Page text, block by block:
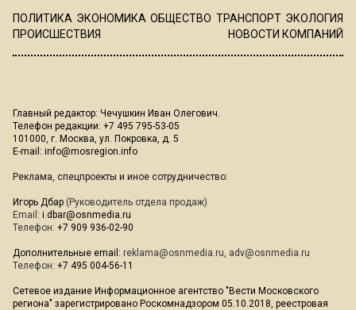
ПОЛИТИКА ЭКОНОМИКА ОБЩЕСТВО ТРАНСПОРТ ЭКОЛОГИЯ
ПРОИСШЕСТВИЯ
НОВОСТИ КОМПАНИЙ
Главный редактор: Чечушкин Иван Олегович.
Телефон редакции: +7 495 795-53-05
101000, г. Москва, ул. Покровка, д. 5
E-mail: info@mosregion.info
Реклама, спецпроекты и иное сотрудничество:
Игорь Дбар (Руководитель отдела продаж)
Email: i.dbar@osnmedia.ru
Телефон: +7 909 936-02-90
Дополнительные email: reklama@osnmedia.ru, adv@osnmedia.ru
Телефон: +7 495 004-56-11
Сетевое издание Информационное агентство "Вести Московского
региона" зарегистрировано Роскомнадзором 05.10.2018, реестровая